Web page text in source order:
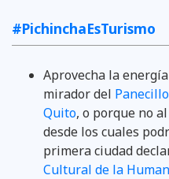
#PichinchaEsTurismo
Aprovecha la
mirador del Panecillo
Quito, o porque no
desde los cuales
primera ciudad
Cultural de la